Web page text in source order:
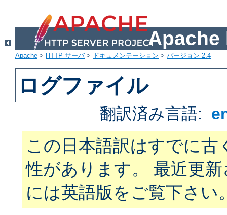
Apache
Apache > HTTP サーバ> ドキュメンテーション > バージョン 2.4
ログファイル
翻訳済み言語:
この日本語訳はすでに古
性があります。 最近更
には英語版をご覧下さい